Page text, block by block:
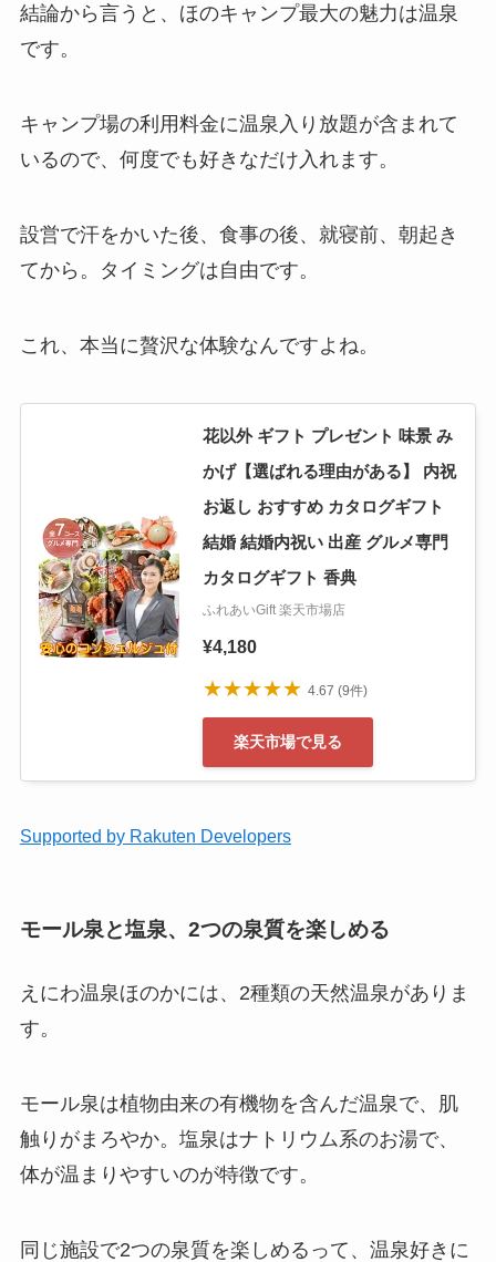
結論から言うと、ほのキャンプ最大の魅力は温泉
です。
キャンプ場の利用料金に温泉入り放題が含まれて
いるので、何度でも好きなだけ入れます。
設営で汗をかいた後、食事の後、就寝前、朝起き
てから。タイミングは自由です。
これ、本当に贅沢な体験なんですよね。
花以外 ギフト プレゼント 味景 み
かげ【選ばれる理由がある】 内祝
お返し おすすめ カタログギフト
結婚 結婚内祝い 出産 グルメ専門
カタログギフト 香典
ふれあいGift 楽天市場店
¥4,180
★★★★★ 4.67 (9件)
楽天市場で見る
Supported by Rakuten Developers
モール泉と塩泉、2つの泉質を楽しめる
えにわ温泉ほのかには、2種類の天然温泉がありま
す。
モール泉は植物由来の有機物を含んだ温泉で、肌
触りがまろやか。塩泉はナトリウム系のお湯で、
体が温まりやすいのが特徴です。
同じ施設で2つの泉質を楽しめるって、温泉好きに